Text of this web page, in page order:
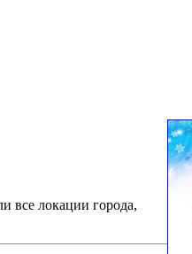
все локации города,